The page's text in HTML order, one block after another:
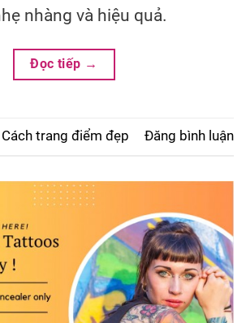
nhàng và hiệu quả.
Đọc tiếp →
Cách trang điểm đẹp Đăng bình luận